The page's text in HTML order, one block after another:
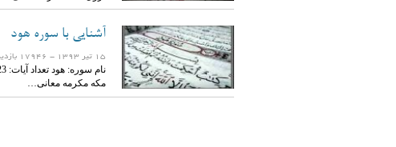
آشنایی با سوره هود
15 تیر 1393 - 17946 بازدید
مکه مکرمه معانی…